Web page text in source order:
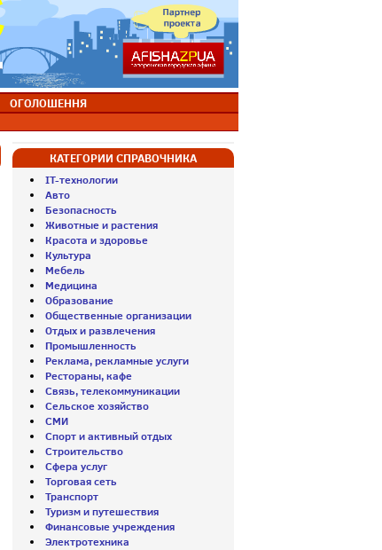
ОГОЛОШЕННЯ
КАТЕГОРИИ СПРАВОЧНИКА
IT-технологии
Авто
Безопасность
Животные и растения
Красота и здоровье
Культура
Мебель
Медицина
Образование
Общественные организации
Отдых и развлечения
Промышленность
Реклама, рекламные услуги
Рестораны, кафе
Связь, телекоммуникации
Сельское хозяйство
СМИ
Спорт и активный отдых
Строительство
Сфера услуг
Торговая сеть
Транспорт
Туризм и путешествия
Финансовые учреждения
Электротехника